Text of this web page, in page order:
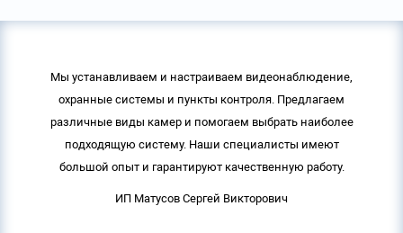
Мы устанавливаем и настраиваем видеонаблюдение,
охранные системы и пункты контроля. Предлагаем
различные виды камер и помогаем выбрать наиболее
подходящую систему. Наши специалисты имеют
большой опыт и гарантируют качественную работу.
ИП Матусов Сергей Викторович